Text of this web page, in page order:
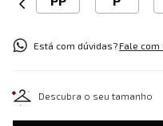
Está com dúvidas?Fale com
Descubra o seu tamanho